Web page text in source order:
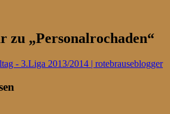
zu „Personalrochaden“
- 3.Liga 2013/2014 | rotebrauseblogger